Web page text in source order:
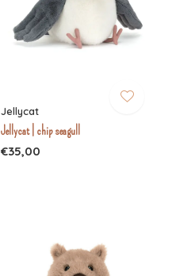
Jellycat
Jellycat | chip seagull
€35,00